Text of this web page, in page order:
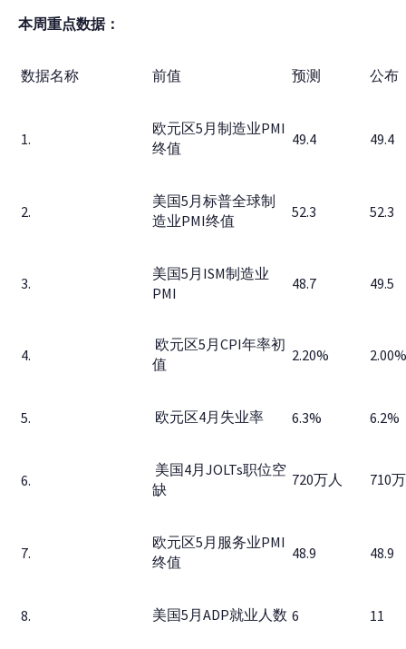
本周重点数据：
数据名称 前值 预测 公布
1.
欧元区5月制造业PMI
终值
49.4 49.4
2.
美国5月标普全球制
造业PMI终值
52.3 52.3
3.
美国5月ISM制造业
PMI
48.7 49.5
4.
欧元区5月CPI年率初
值
2.20% 2.00%
5. 欧元区4月失业率 6.3% 6.2%
6.
美国4月JOLTs职位空
缺
720万人 710
7.
欧元区5月服务业PMI
终值
48.9 48.9
8. 美国5月ADP就业人数 6 11